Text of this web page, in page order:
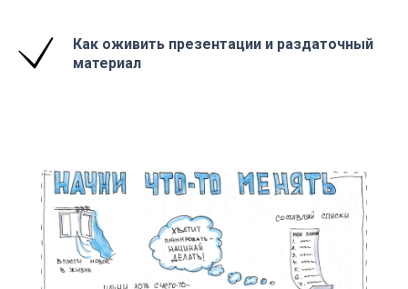
Как оживить презентации и раздаточный
материал